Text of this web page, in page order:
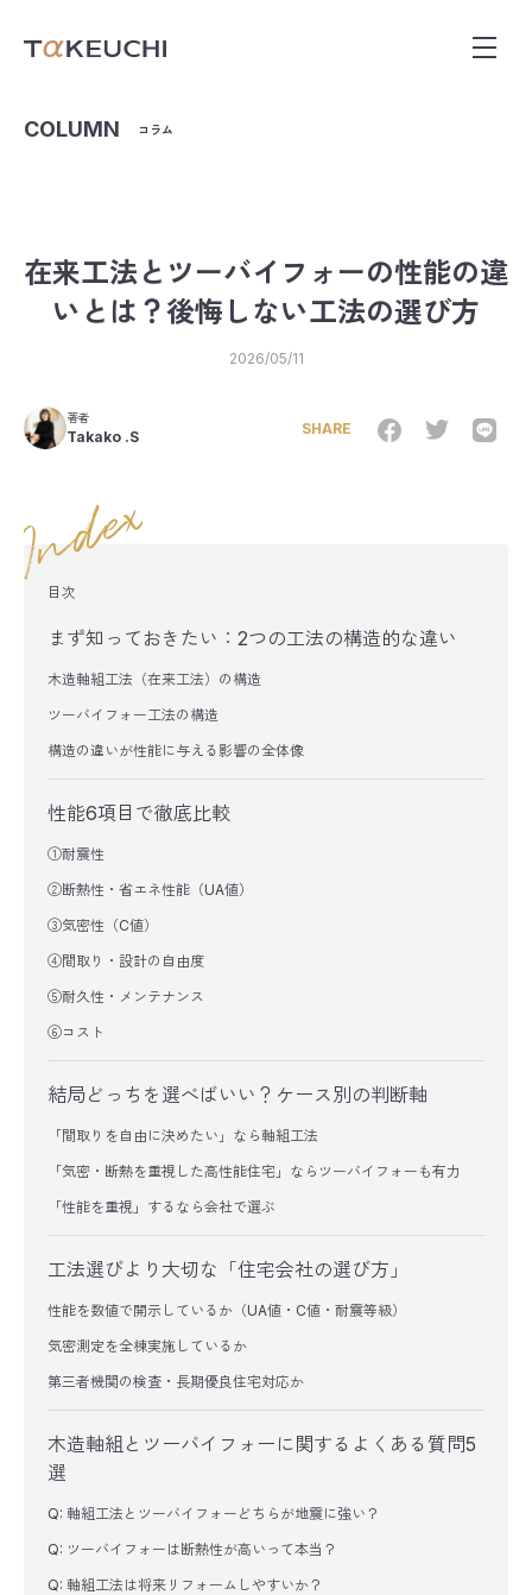
COLUMN コラム
在来工法とツーバイフォーの性能の違
いとは？後悔しない工法の選び方
2026/05/11
著者
Takako .S SHARE
目次
まず知っておきたい：2つの工法の構造的な違い
木造軸組工法（在来工法）の構造
ツーバイフォー工法の構造
構造の違いが性能に与える影響の全体像
性能6項目で徹底比較
①耐震性
②断熱性・省エネ性能（UA値）
③気密性（C値）
④間取り・設計の自由度
⑤耐久性・メンテナンス
⑥コスト
結局どっちを選べばいい？ケース別の判断軸
「間取りを自由に決めたい」なら軸組工法
「気密・断熱を重視した高性能住宅」ならツーバイフォーも有力
「性能を重視」するなら会社で選ぶ
工法選びより大切な「住宅会社の選び方」
性能を数値で開示しているか（UA値・C値・耐震等級）
気密測定を全棟実施しているか
第三者機関の検査・長期優良住宅対応か
木造軸組とツーバイフォーに関するよくある質問5
選
Q: 軸組工法とツーバイフォーどちらが地震に強い？
Q: ツーバイフォーは断熱性が高いって本当？
Q: 軸組工法は将来リフォームしやすいか？